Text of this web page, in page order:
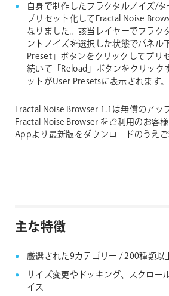
自身で制作したフラクタルノイズ/
プリセット化してFractal Noise
なりました。該当レイヤーでフラク
ントノイズを選択した状態でパネル
Preset」ボタンをクリックしてプリ
続いて「Reload」ボタンをクリック
ットがUser Presetsに表示されます。
Fractal Noise Browser 1.1は無償のアッ
Fractal Noise Browser をご利用のお客
Appより最新版をダウンロードのうえご
主な特徴
厳選された9カテゴリー / 200種類以
サイズ変更やドッキング、スクロー
イス